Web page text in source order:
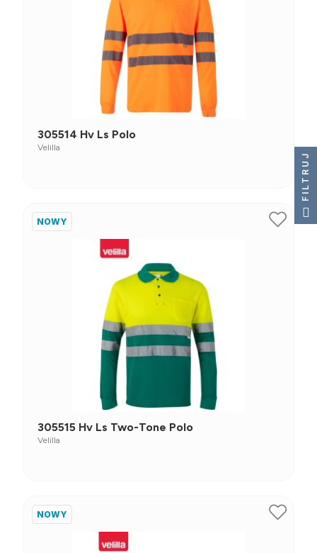
305514 Hv Ls Polo
Velilla
NOWY
305515 Hv Ls Two-Tone Polo
Velilla
NOWY
FILTRUJ